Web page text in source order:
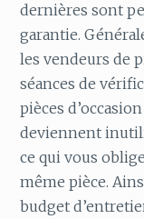
dernières sont
garantie.
les vendeurs de
séances de
pièces
deviennent
ce qui vous
même pièce.
budget